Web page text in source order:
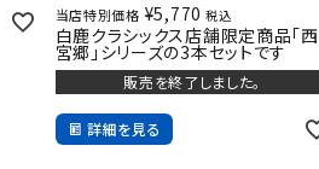
当店特別価格 ¥5,770 税込
白鹿クラシックス店舗限定商品「西
宮郷」シリーズの3本セットです
販売を終了しました。
詳細を見る